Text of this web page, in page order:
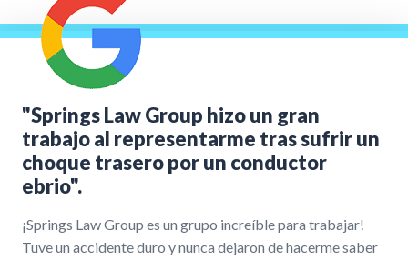
"Springs Law Group hizo un gran
trabajo al representarme tras sufrir un
choque trasero por un conductor
ebrio".
¡Springs Law Group es un grupo increíble para trabajar!
Tuve un accidente duro y nunca dejaron de hacerme saber